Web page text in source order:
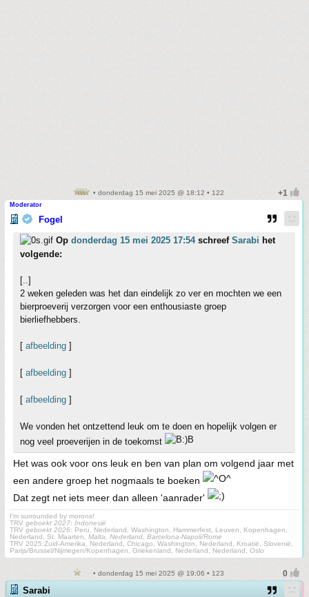
• donderdag 15 mei 2025 @ 18:12 • 122
Moderator
Fogel
Op donderdag 15 mei 2025 17:54schreef Sarabi het
volgende:
[..]
2 weken geleden was het dan eindelijk zo ver en mochten we een
bierproeverij verzorgen voor een enthousiaste groep
bierliefhebbers.
[ afbeelding ]
[ afbeelding ]
[ afbeelding ]
We vonden het ontzettend leuk om te doen en hopelijk volgen er
nog veel proeverijen in de toekomst
Het was ook voor ons leuk en ben van plan om volgend jaar met
een andere groep het nogmaals te boeken
Dat zegt net iets meer dan alleen 'aanrader'
I'm surrounded by morons!
TRV geboekt 2027: Indonesië
TRV geboekt 2026: Peru, Nederland, Washington, Hammerfest, Leuven, Kopenhagen,
Nederland, St. Maarten, Malta, Nederland, Barcelona-Napoli/Rome
TRV 2025:Zuid-Amerika, Nederland, Chicago, Washington, Nederland, Kroatië, Slovenië,
Parijs/Brussel/Nijmegen/Kopenhagen, Griekenland, Nederland, Nederland, Oslo
• donderdag 15 mei 2025 @ 19:06 • 123
Sarabi